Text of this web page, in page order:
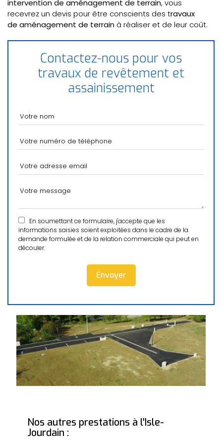
intervention de aménagement de terrain, vous
recevrez un devis pour être conscients des travaux
de aménagement de terrain à réaliser et de leur coût.
Contactez-nous pour vos
travaux de revêtement et
assainissement
En soumettant ce formulaire, j'accepte que les
informations saisies soient exploitées dans le cadre de la
demande formulée et de la relation commerciale qui peut en
découler.
Nos autres prestations à l'Isle-
Jourdain :